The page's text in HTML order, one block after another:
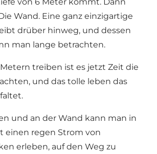
von 6 Meter kommt. Dann
Wand. Eine ganz einzigartige
drüber hinweg, und dessen
man lange betrachten.
treiben ist es jetzt Zeit die
und das tolle leben das
und an der Wand kann man in
einen regen Strom von
erleben, auf den Weg zu